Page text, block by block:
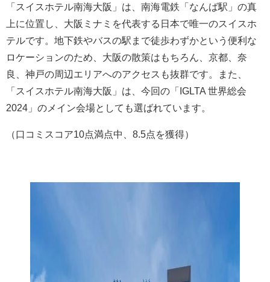
「スイスホテル南海大阪」は、南海電鉄「なんば駅」の真
上に位置し、大阪ミナミを代表する日本で唯一のスイスホ
テルです。地下鉄やバスの駅まで徒歩わずかという便利な
ロケーションのため、大阪の散策はもちろん、京都、奈
良、神戸の周辺エリアへのアクセスも抜群です。また、
「スイスホテル南海大阪」は、今回の「IGLTA 世界総会
2024」のメイン会場としても選ばれています。
（口コミスコア10点満点中、8.5点を獲得）